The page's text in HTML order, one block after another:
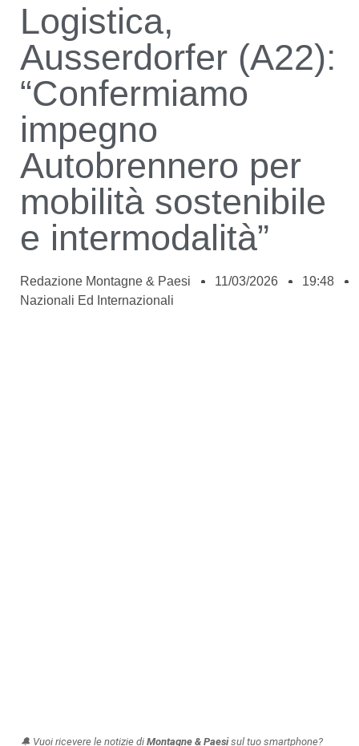
Logistica,
Ausserdorfer (A22):
“Confermiamo
impegno
Autobrennero per
mobilità sostenibile
e intermodalità”
Redazione Montagne & Paesi 11/03/2026
19:48
Nazionali Ed Internazionali
🔔 Vuoi ricevere le notizie di Montagne & Paesisul tuo smartphone?